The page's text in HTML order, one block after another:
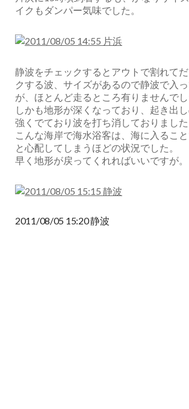
イクもダンパー気味でした。
静波をチェックするとアウトで割れて
クする波、サイズがあるので静波で入
が、ほとんど走るところ有りませんで
しかも地形が深くなっており、起き出
強くでており波を打ち消しておりました
こんな海岸で海水浴客は、海に入るこ
と心配してしまうほどの状況でした。
早く地形が戻ってくれればいいですが。
2011/08/05 15:20 静波